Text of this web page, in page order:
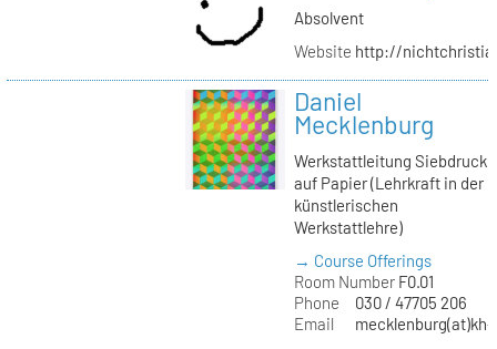
Absolvent
Website http://
Daniel
Mecklenburg
Werkstattleitung Siebdruck
auf Papier (Lehrkraft in der
künstlerischen
Werkstattlehre)
→ Course Offerings
Room NumberF0.01
Phone
030 / 47705 206
Email